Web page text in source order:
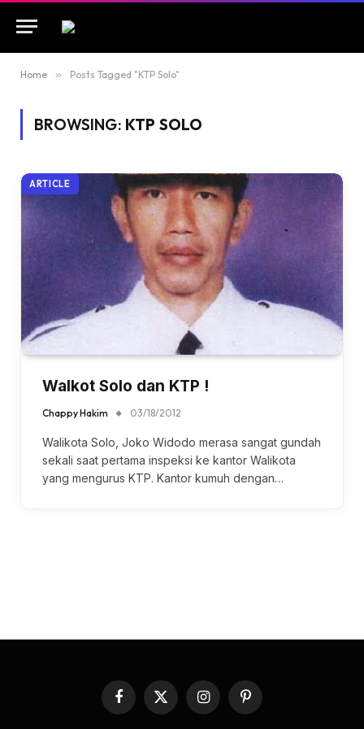
Home » Posts Tagged "KTP Solo"
BROWSING: KTP SOLO
ARTICLE
Walkot Solo dan KTP !
Chappy Hakim 03/18/2012
Walikota Solo, Joko Widodo merasa sangat gundah
sekali saat pertama inspeksi ke kantor Walikota
yang mengurus KTP. Kantor kumuh dengan…
Facebook
X
(Twitter)
InstagramPinterest